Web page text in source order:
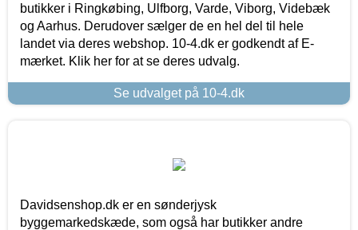
butikker i Ringkøbing, Ulfborg, Varde, Viborg, Videbæk
og Aarhus. Derudover sælger de en hel del til hele
landet via deres webshop. 10-4.dk er godkendt af E-
mærket. Klik her for at se deres udvalg.
Se udvalget på 10-4.dk
Davidsenshop.dk er en sønderjysk
byggemarkedskæde, som også har butikker andre